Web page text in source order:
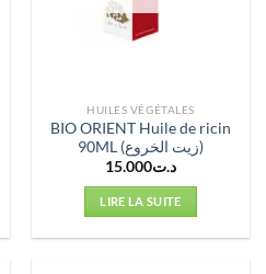
HUILES VÉGÉTALES
BIO ORIENT Huile de ricin
90ML (زيت الخروع)
د.ت15.000
LIRE LA SUITE